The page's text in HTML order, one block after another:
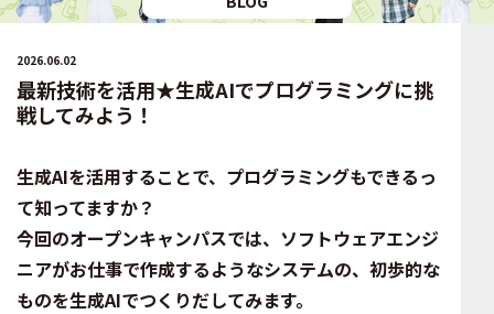
2026.06.02
最新技術を活用★生成AIでプログラミングに挑
戦してみよう！
生成AIを活用することで、プログラミングもできるっ
て知ってますか？
今回のオープンキャンパスでは、ソフトウェアエンジ
ニアがお仕事で作成するようなシステムの、初歩的な
ものを生成AIでつくりだしてみます。